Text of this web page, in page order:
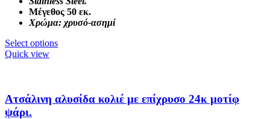
Μέγεθος 50 εκ.
Χρώμα: χρυσό-ασημί
Select options
Quick view
Ατσάλινη αλυσίδα κολιέ με επίχρυσο 24κ μοτίφ
ψάρι.